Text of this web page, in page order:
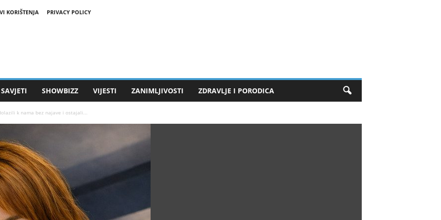
KORIŠTENJA
PRIVACY POLICY
SAVJETI SHOWBIZZ VIJESTI ZANIMLJIVOSTI ZDRAVLJE I PORODICA
k nama bez najave i ostajali...